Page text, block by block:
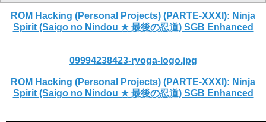
ROM Hacking (Personal Projects) (PARTE-XXXI): Ninja
Spirit (Saigo no Nindou ★ 最後の忍道) SGB Enhanced
09994238423-ryoga-logo.jpg
ROM Hacking (Personal Projects) (PARTE-XXXI): Ninja
Spirit (Saigo no Nindou ★ 最後の忍道) SGB Enhanced